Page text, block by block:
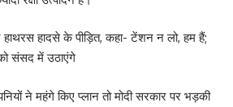
हादसे के पीड़ित, कहा- टेंशन न लो, हम हैं;
को संसद में उठाएंगे
ने महंगे किए प्लान तो मोदी सरकार पर भड़की